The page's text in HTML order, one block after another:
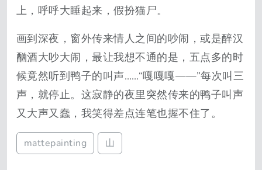
上，呼呼大睡起来，假扮猫尸。
画到深夜，窗外传来情人之间的吵闹，或是醉汉
酗酒大吵大闹，最让我想不通的是，五点多的时
候竟然听到鸭子的叫声……“嘎嘎嘎——”每次叫三
声，就停止。这寂静的夜里突然传来的鸭子叫声
又大声又蠢，我笑得差点连笔也握不住了。
mattepainting 山